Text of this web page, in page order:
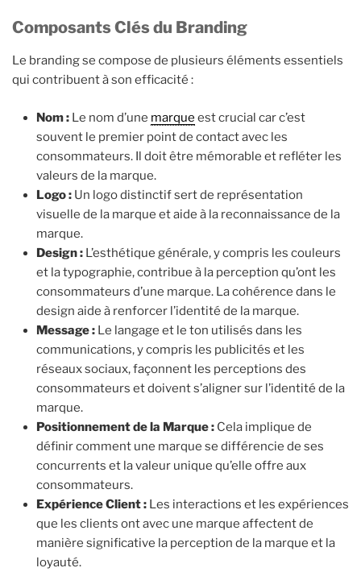
Composants Clés du Branding
Le branding se compose de plusieurs éléments essentiels
qui contribuent à son efficacité :
Nom : Le nom d’une marque est crucial car c’est
souvent le premier point de contact avec les
consommateurs. Il doit être mémorable et refléter les
valeurs de la marque.
Logo : Un logo distinctif sert de représentation
visuelle de la marque et aide à la reconnaissance de la
marque.
Design : L’esthétique générale, y compris les couleurs
et la typographie, contribue à la perception qu’ont les
consommateurs d’une marque. La cohérence dans le
design aide à renforcer l’identité de la marque.
Message : Le langage et le ton utilisés dans les
communications, y compris les publicités et les
réseaux sociaux, façonnent les perceptions des
consommateurs et doivent s’aligner sur l’identité de la
marque.
Positionnement de la Marque : Cela implique de
définir comment une marque se différencie de ses
concurrents et la valeur unique qu’elle offre aux
consommateurs.
Expérience Client : Les interactions et les expériences
que les clients ont avec une marque affectent de
manière significative la perception de la marque et la
loyauté.